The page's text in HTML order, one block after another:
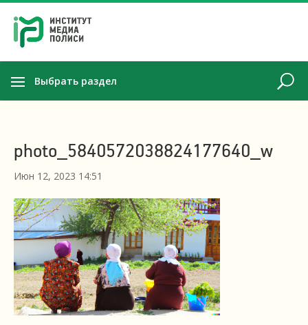
Выбрать раздел
photo_5840572038824177640_w
Июн 12, 2023 14:51